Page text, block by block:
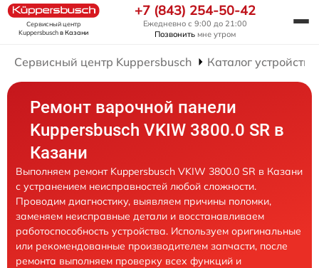
Сервисный центр
Kuppersbuschв Казани
+7 (843) 254-50-42
Ежедневно с 9:00 до 21:00
Позвонить мне утром
Сервисный центр Kuppersbusch Каталог устройств
Ремонт варочной панели
Kuppersbusch VKIW 3800.0 SR в
Казани
Выполняем ремонт Kuppersbusch VKIW 3800.0 SR в Казани
с устранением неисправностей любой сложности.
Проводим диагностику, выявляем причины поломки,
заменяем неисправные детали и восстанавливаем
работоспособность устройства. Используем оригинальные
или рекомендованные производителем запчасти, после
ремонта выполняем проверку всех функций и